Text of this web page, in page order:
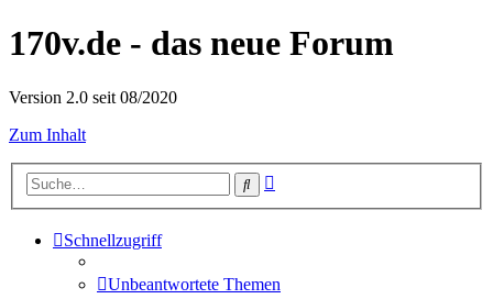
170v.de - das neue Forum
Version 2.0 seit 08/2020
Zum Inhalt
Suche
Schnellzugriff
Unbeantwortete Themen